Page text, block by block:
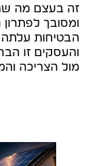
זה בעצם מה
ומסובך לפתרון
הבטיחות
והעסקים זו
מול הצריכה